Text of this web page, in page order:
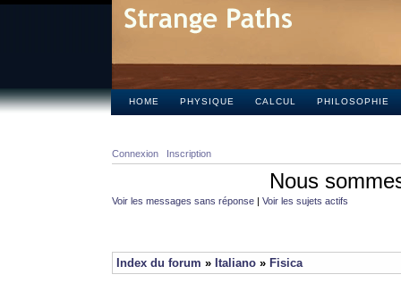
HOME PHYSIQUE CALCUL PHILOSOPHIE
Connexion Inscription
Nous
Voir les messages sans réponse | Voir les sujets actifs
Index du forum » Italiano » Fisica